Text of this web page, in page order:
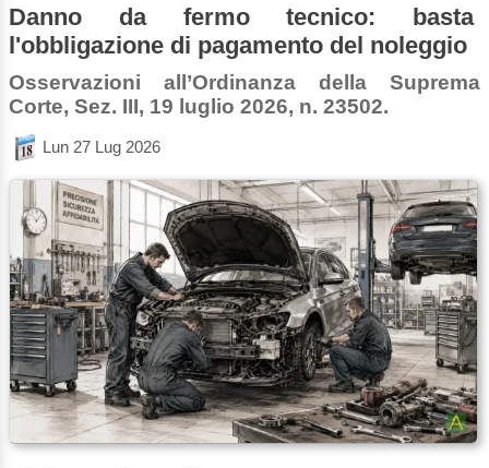
Danno da fermo tecnico: basta
l'obbligazione di pagamento del noleggio
Osservazioni all’Ordinanza della Suprema
Corte, Sez. III, 19 luglio 2026, n. 23502.
Lun 27 Lug 2026